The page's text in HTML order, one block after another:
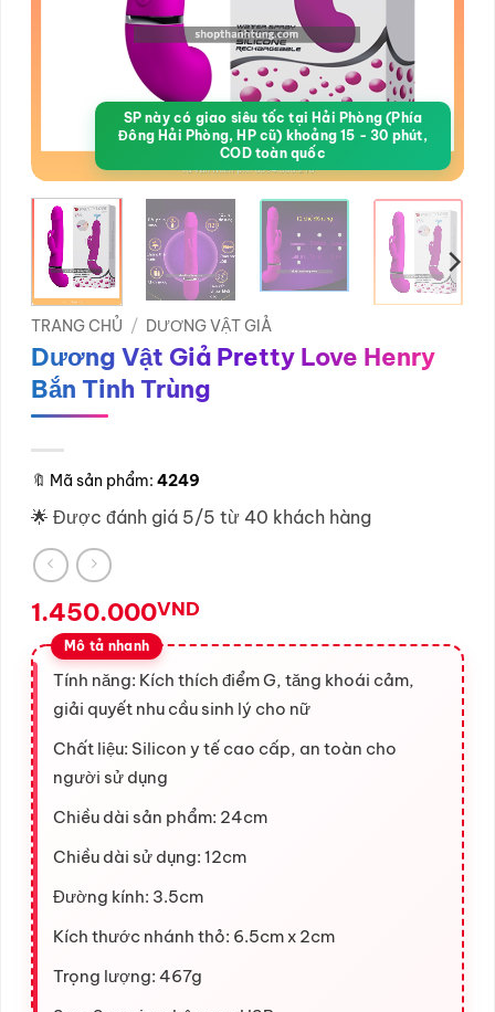
SP này có giao siêu tốc tại Hải Phòng (Phía
Đông Hải Phòng, HP cũ) khoảng 15 - 30 phút,
COD toàn quốc
TRANG CHỦ / DƯƠNG VẬT GIẢ
Dương Vật Giả Pretty Love Henry
Bắn Tinh Trùng
🔖 Mã sản phẩm: 4249
🌟 Được đánh giá 5/5 từ 40 khách hàng
1.450.000VND
Tính năng: Kích thích điểm G, tăng khoái cảm,
giải quyết nhu cầu sinh lý cho nữ
Chất liệu: Silicon y tế cao cấp, an toàn cho
người sử dụng
Chiều dài sản phẩm: 24cm
Chiều dài sử dụng: 12cm
Đường kính: 3.5cm
Kích thước nhánh thỏ: 6.5cm x 2cm
Trọng lượng: 467g